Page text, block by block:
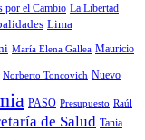
por el Cambio La Libertad
Lima
María Elena Gallea Mauricio
Norberto Toncovich Nuevo
PASO Presupuesto Raúl
de Salud Tania